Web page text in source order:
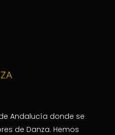
Andalucía donde se
de Danza. Hemos